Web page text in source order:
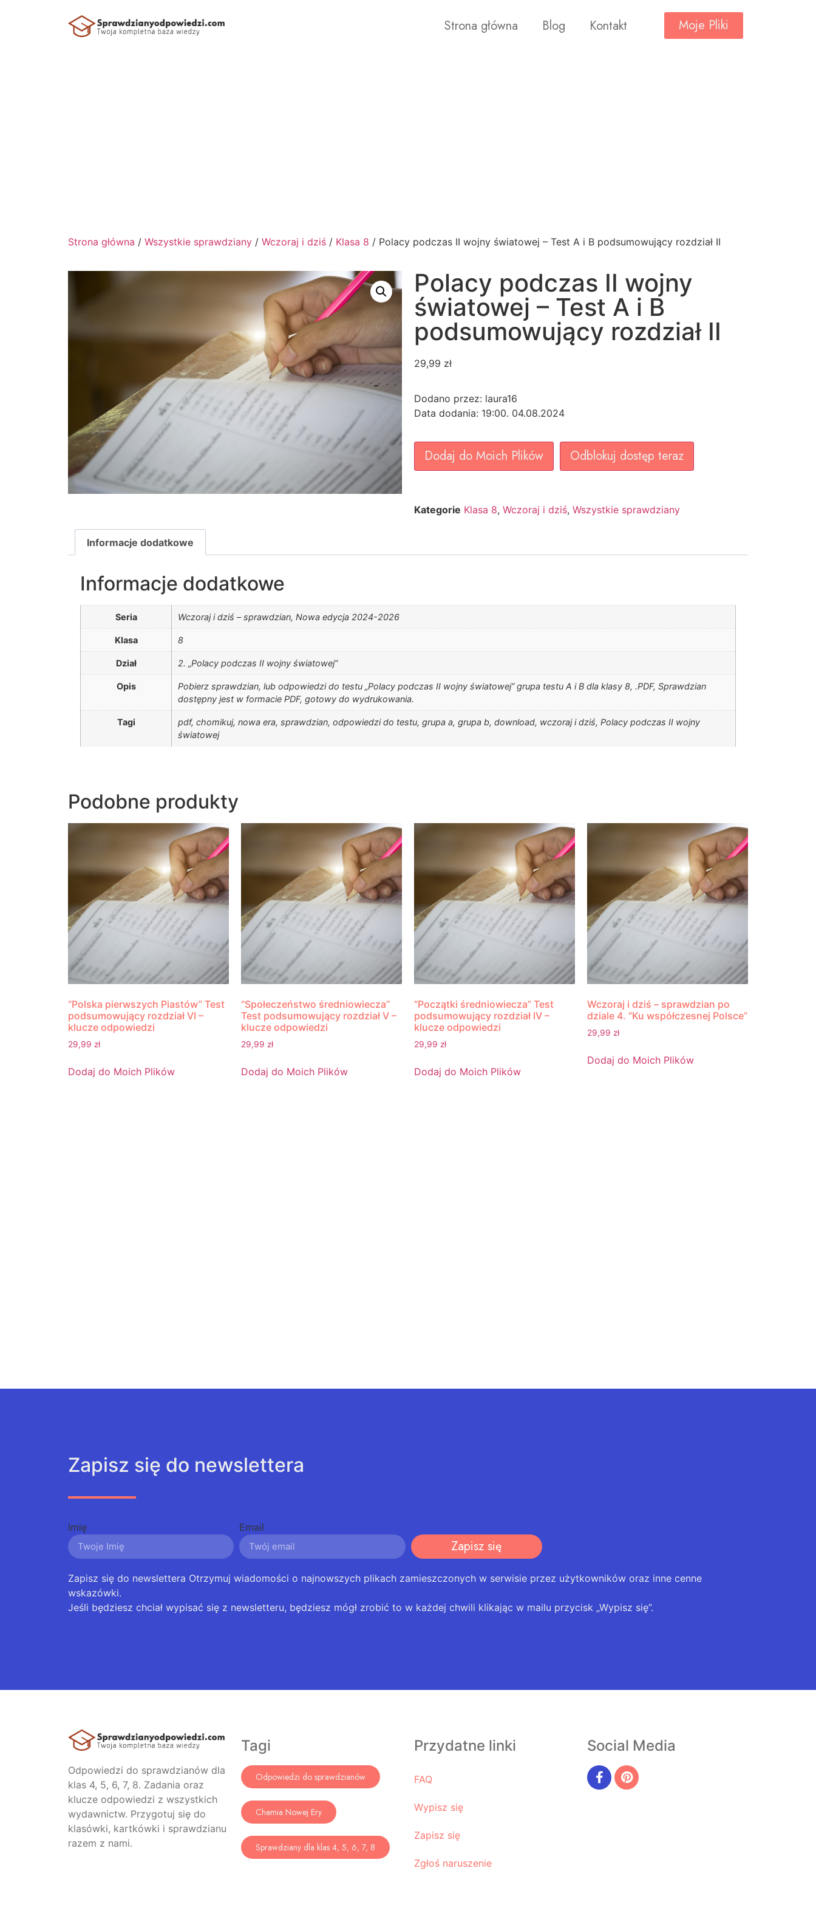
Strona główna Blog Kontakt Moje Pliki
Strona główna / Wszystkie sprawdziany / Wczoraj i dziś / Klasa 8 / Polacy podczas II wojny światowej – Test A i B podsumowujący rozdział II
Polacy podczas II wojny
światowej – Test A i B
podsumowujący rozdział II
29,99 zł
Dodano przez: laura16
Data dodania: 19:00. 04.08.2024
Dodaj do Moich Plików Odblokuj dostęp teraz
Kategorie Klasa 8, Wczoraj i dziś, Wszystkie sprawdziany
Informacje dodatkowe
Informacje dodatkowe
Seria Wczoraj i dziś – sprawdzian, Nowa edycja 2024-2026
Klasa 8
Dział 2. „Polacy podczas II wojny światowej”
Opis
Pobierz sprawdzian, lub odpowiedzi do testu „Polacy podczas II wojny światowej” grupa testu A i B dla klasy 8, .PDF, Sprawdzian
dostępny jest w formacie PDF, gotowy do wydrukowania.
Tagi
pdf, chomikuj, nowa era, sprawdzian, odpowiedzi do testu, grupa a, grupa b, download, wczoraj i dziś, Polacy podczas II wojny
światowej
Podobne produkty
“Polska pierwszych Piastów” Test
podsumowujący rozdział VI –
klucze odpowiedzi
29,99 zł
Dodaj do Moich Plików
“Społeczeństwo średniowiecza”
Test podsumowujący rozdział V –
klucze odpowiedzi
29,99 zł
Dodaj do Moich Plików
“Początki średniowiecza” Test
podsumowujący rozdział IV –
klucze odpowiedzi
29,99 zł
Dodaj do Moich Plików
Wczoraj i dziś – sprawdzian po
dziale 4. “Ku współczesnej Polsce”
29,99 zł
Dodaj do Moich Plików
Zapisz się do newslettera
Imię Email
Zapisz się
Zapisz się do newslettera Otrzymuj wiadomości o najnowszych plikach zamieszczonych w serwisie przez użytkowników oraz inne cenne
wskazówki.
Jeśli będziesz chciał wypisać się z newsletteru, będziesz mógł zrobić to w każdej chwili klikając w mailu przycisk „Wypisz się”.
Odpowiedzi do sprawdzianów dla
klas 4, 5, 6, 7, 8. Zadania oraz
klucze odpowiedzi z wszystkich
wydawnictw. Przygotuj się do
klasówki, kartkówki i sprawdzianu
razem z nami.
Tagi
Odpowiedzi do sprawdzianów
Chemia Nowej Ery
Sprawdziany dla klas 4, 5, 6, 7, 8
Przydatne linki
FAQ
Wypisz się
Zapisz się
Zgłoś naruszenie
Social Media